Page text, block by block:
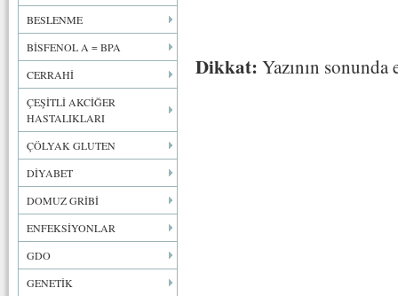
BESLENME
BİSFENOL A = BPA
CERRAHİ
ÇEŞİTLİ AKCİĞER
HASTALIKLARI
ÇÖLYAK GLUTEN
DİYABET
DOMUZ GRİBİ
ENFEKSİYONLAR
GDO
GENETİK
Dikkat: Yazının sonunda